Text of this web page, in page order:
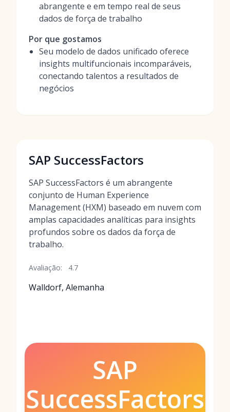
abrangente e em tempo real de seus
dados de força de trabalho
Por que gostamos
Seu modelo de dados unificado oferece
insights multifuncionais incomparáveis,
conectando talentos a resultados de
negócios
SAP SuccessFactors
SAP SuccessFactors é um abrangente
conjunto de Human Experience
Management (HXM) baseado em nuvem com
amplas capacidades analíticas para insights
profundos sobre os dados da força de
trabalho.
Avaliação: 4.7
Walldorf, Alemanha
SAP
SuccessFactors